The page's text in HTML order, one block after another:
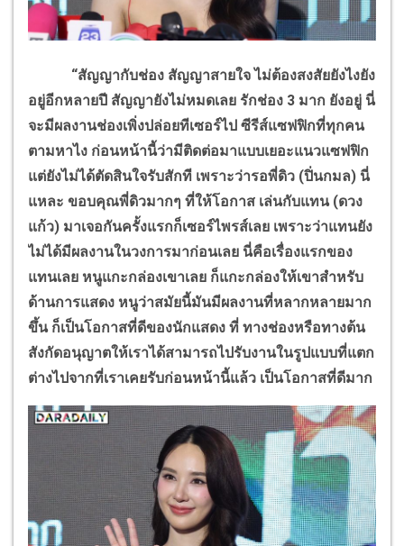
“สัญญากับช่อง สัญญาสายใจ ไม่ต้องสงสัยยังไงยัง
อยู่อีกหลายปี สัญญายังไม่หมดเลย รักช่อง 3 มาก ยังอยู่ นี่
จะมีผลงานช่องเพิ่งปล่อยทีเซอร์ไป ซีรีส์แซฟฟิกที่ทุกคน
ตามหาไง ก่อนหน้านี้ว่ามีติดต่อมาแบบเยอะแนวแซฟฟิก
แต่ยังไม่ได้ตัดสินใจรับสักที เพราะว่ารอพี่ดิว (ปิ่นกมล) นี่
แหละ ขอบคุณพี่ดิวมากๆ ที่ให้โอกาส เล่นกับแทน (ดวง
แก้ว) มาเจอกันครั้งแรกก็เซอร์ไพรส์เลย เพราะว่าแทนยัง
ไม่ได้มีผลงานในวงการมาก่อนเลย นี่คือเรื่องแรกของ
แทนเลย หนูแกะกล่องเขาเลย ก็แกะกล่องให้เขาสำหรับ
ด้านการแสดง หนูว่าสมัยนี้มันมีผลงานที่หลากหลายมาก
ขึ้น ก็เป็นโอกาสที่ดีของนักแสดง ที่ ทางช่องหรือทางต้น
สังกัดอนุญาตให้เราได้สามารถไปรับงานในรูปแบบที่แตก
ต่างไปจากที่เราเคยรับก่อนหน้านี้แล้ว เป็นโอกาสที่ดีมาก